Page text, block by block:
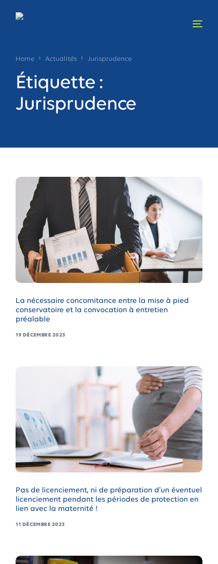
Home Actualités Jurisprudence
Étiquette :
Jurisprudence
La nécessaire concomitance entre la mise à pied
conservatoire et la convocation à entretien
préalable
19 DÉCEMBRE 2023
Pas de licenciement, ni de préparation d’un éventuel
licenciement pendant les périodes de protection en
lien avec la maternité !
11 DÉCEMBRE 2023